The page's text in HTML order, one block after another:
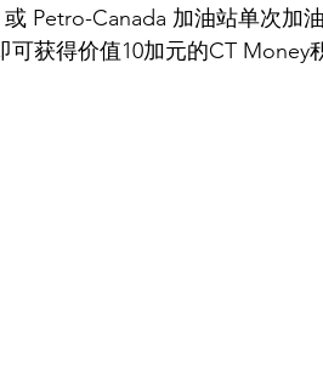
Petro-Canada 加油站单次加
可获得价值10加元的CT Money